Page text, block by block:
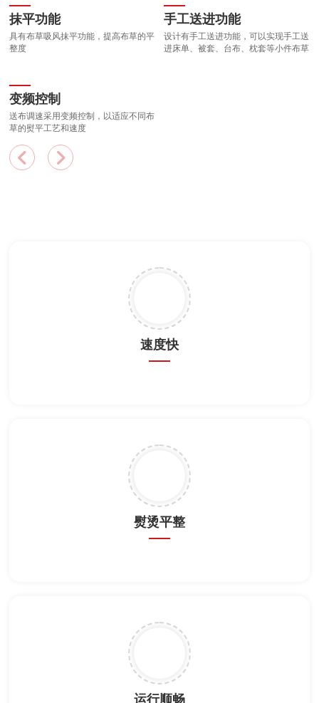
抹平功能
具有布草吸风抹平功能，提高布草的平
整度
手工送进功能
设计有手工送进功能，可以实现手工送
进床单、被套、台布、枕套等小件布草
变频控制
送布调速采用变频控制，以适应不同布
草的熨平工艺和速度
速度快
熨烫平整
运行顺畅